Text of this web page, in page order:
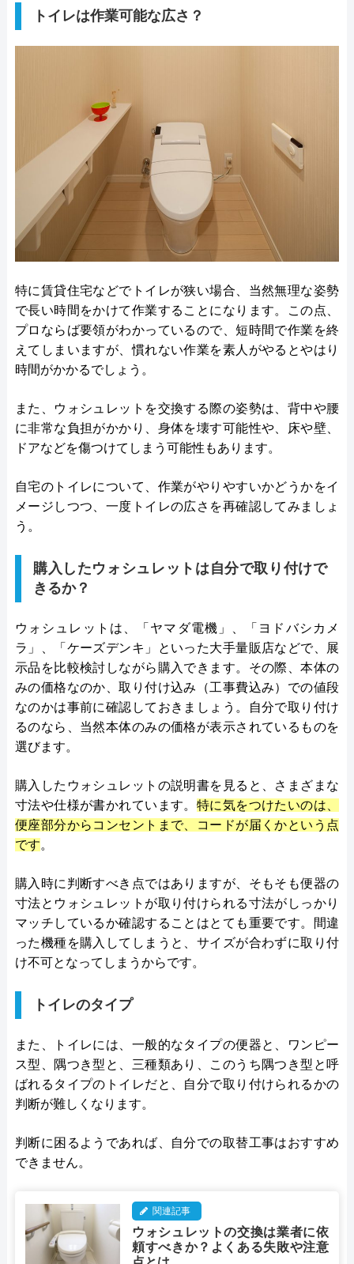
トイレは作業可能な広さ？
特に賃貸住宅などでトイレが狭い場合、当然無理な姿勢
で長い時間をかけて作業することになります。この点、
プロならば要領がわかっているので、短時間で作業を終
えてしまいますが、慣れない作業を素人がやるとやはり
時間がかかるでしょう。
また、ウォシュレットを交換する際の姿勢は、背中や腰
に非常な負担がかかり、身体を壊す可能性や、床や壁、
ドアなどを傷つけてしまう可能性もあります。
自宅のトイレについて、作業がやりやすいかどうかをイ
メージしつつ、一度トイレの広さを再確認してみましょ
う。
購入したウォシュレットは自分で取り付けで
きるか？
ウォシュレットは、「ヤマダ電機」、「ヨドバシカメ
ラ」、「ケーズデンキ」といった大手量販店などで、展
示品を比較検討しながら購入できます。その際、本体の
みの価格なのか、取り付け込み（工事費込み）での値段
なのかは事前に確認しておきましょう。自分で取り付け
るのなら、当然本体のみの価格が表示されているものを
選びます。
購入したウォシュレットの説明書を見ると、さまざまな
寸法や仕様が書かれています。 特に気をつけたいのは、
便座部分からコンセントまで、コードが届くかという点
です。
購入時に判断すべき点ではありますが、そもそも便器の
寸法とウォシュレットが取り付けられる寸法がしっかり
マッチしているか確認することはとても重要です。間違
った機種を購入してしまうと、サイズが合わずに取り付
け不可となってしまうからです。
トイレのタイプ
また、トイレには、一般的なタイプの便器と、ワンピー
ス型、隅つき型と、三種類あり、このうち隅つき型と呼
ばれるタイプのトイレだと、自分で取り付けられるかの
判断が難しくなります。
判断に困るようであれば、自分での取替工事はおすすめ
できません。
関連記事
ウォシュレットの交換は業者に依
頼すべきか？よくある失敗や注意